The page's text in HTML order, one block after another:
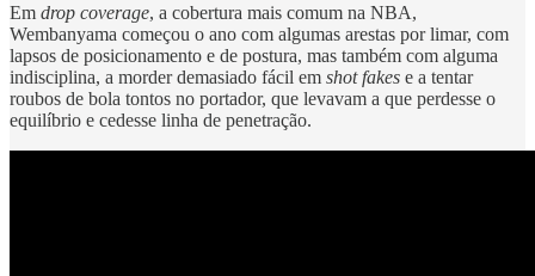
Em drop coverage, a cobertura mais comum na NBA,
Wembanyama começou o ano com algumas arestas por limar, com
lapsos de posicionamento e de postura, mas também com alguma
indisciplina, a morder demasiado fácil em shot fakes e a tentar
roubos de bola tontos no portador, que levavam a que perdesse o
equilíbrio e cedesse linha de penetração.